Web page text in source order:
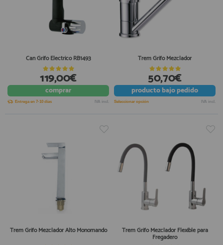
Can Grifo Electrico RB1493
119,00€
comprar
Entrega en 7-10 días IVA incl.
Trem Grifo Mezclador
50,70€
productobajo pedido
Seleccionar opción IVA incl.
Trem Grifo Mezclador Alto Monomando Trem Grifo Mezclador Flexible para
Fregadero